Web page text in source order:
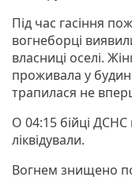
Під час гасіння
вогнеборці
власниці оселі.
проживала у
трапилася не
О 04:15 бійці ДСНС
ліквідували.
Вогнем знищено